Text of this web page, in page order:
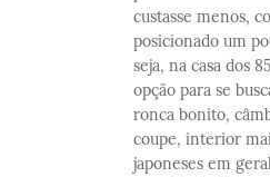
custasse menos,
posicionado um
seja, na casa dos
opção para se
ronca bonito,
coupe, interior
japoneses em